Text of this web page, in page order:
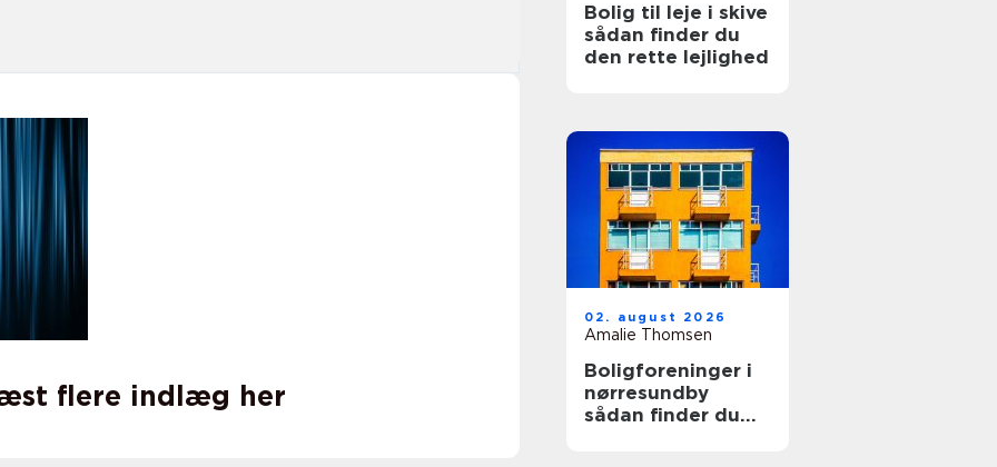
flere indlæg her
Bolig til leje i skive
sådan finder du
den rette lejlighed
02. august 2026
Amalie Thomsen
Boligforeninger i
nørresundby
sådan finder du